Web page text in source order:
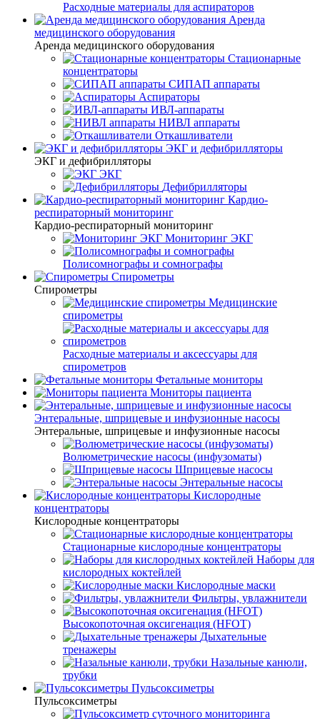
Расходные материалы для аспираторов
Аренда
медицинского оборудования
Аренда медицинского оборудования
Стационарные
концентраторы
СИПАП аппараты
Аспираторы
ИВЛ-аппараты
НИВЛ аппараты
Откашливатели
ЭКГ и дефибрилляторы
ЭКГ и дефибрилляторы
ЭКГ
Дефибрилляторы
Кардио-
респираторный мониторинг
Кардио-респираторный мониторинг
Мониторинг ЭКГ
Полисомнографы и сомнографы
Спирометры
Спирометры
Медицинские
спирометры
Расходные материалы и аксессуары для
спирометров
Фетальные мониторы
Мониторы пациента
Энтеральные, шприцевые и инфузионные насосы
Энтеральные, шприцевые и инфузионные насосы
Волюметрические насосы (инфузоматы)
Шприцевые насосы
Энтеральные насосы
Кислородные
концентраторы
Кислородные концентраторы
Стационарные кислородные концентраторы
Наборы для
кислородных коктейлей
Кислородные маски
Фильтры, увлажнители
Высокопоточная оксигенация (HFOT)
Дыхательные
тренажеры
Назальные канюли,
трубки
Пульсоксиметры
Пульсоксиметры